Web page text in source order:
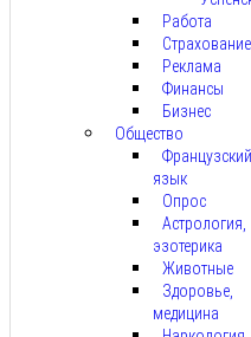
Работа
Страхование
Реклама
Финансы
Бизнес
Общество
Французский
язык
Опрос
Астрология,
эзотерика
Животные
Здоровье,
медицина